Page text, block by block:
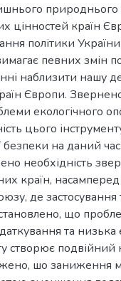
цінностей країн
політики
певних змін
наблизити нашу
Європи.
екологічного
цього
безпеки на даний час
необхідність
країн, насамперед
де застосування
що
та низька
створює подвійний
шо заниження